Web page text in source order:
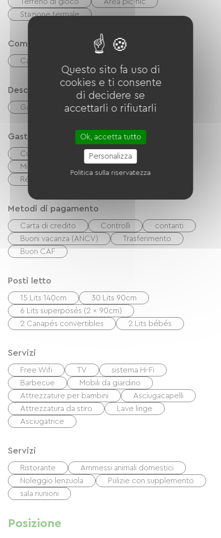
campo da pétanque.
Stazione termale
Comfort
Caminetto
Descrizione
Garage Terreno privato recintato
Gastronomia
Cucina indipendente
cuisinière
Microonde
Réfrigérateur
Metodi di pagamento
Carta di credito Controlli
contanti
Buoni vacanza (ANCV)
Trasferimento
Buon CAF
Posti letto
15 Lits 140cm
30 Lits 90cm
6 Lits superposés (2 x 90cm)
2 Canapés convertibles
2 Lits bébés
Servizi
Free Wifi TV
sistema Hi-Fi
Barbecue
Mobili da giardino
Attrezzature per bambini
Asciugacapelli
Attrezzatura da stiro
Lave linge
Asciugatrice
Servizi
Ristorante
Ammessi animali domestici
Noleggio lenzuola
Pulizie con supplemento
sala riunioni
Posizione
Questo sito fa uso di
cookies e ti consente
di decidere se
accettarli o rifiutarli
Ok, accetta tutto
Personalizza
Politica sulla riservatezza